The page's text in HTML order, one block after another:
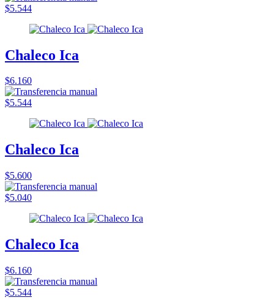
$5.544
Chaleco Ica
$6.160
$5.544
Chaleco Ica
$5.600
$5.040
Chaleco Ica
$6.160
$5.544